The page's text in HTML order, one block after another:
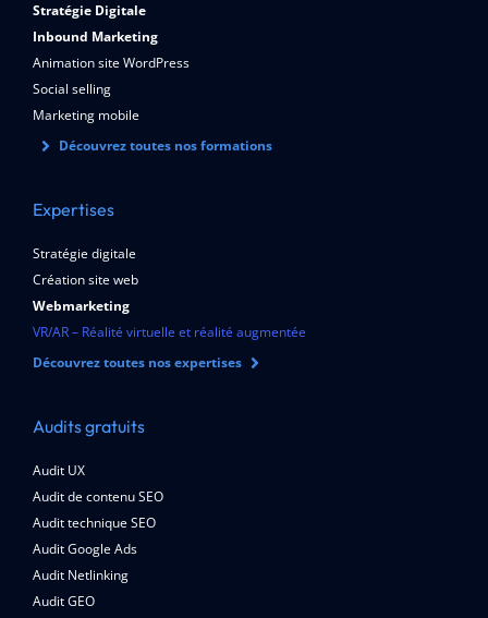
Stratégie Digitale
Inbound Marketing
Animation site WordPress
Social selling
Marketing mobile
Découvrez toutes nos formations
Expertises
Stratégie digitale
Création site web
Webmarketing
VR/AR – Réalité virtuelle et réalité augmentée
Découvrez toutes nos expertises
Audits gratuits
Audit UX
Audit de contenu SEO
Audit technique SEO
Audit Google Ads
Audit Netlinking
Audit GEO